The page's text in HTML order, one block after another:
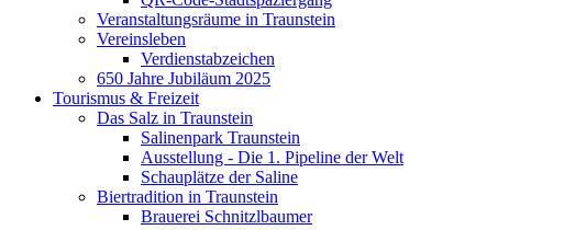
Veranstaltungsräume in Traunstein
Vereinsleben
Verdienstabzeichen
650 Jahre Jubiläum 2025
Tourismus & Freizeit
Das Salz in Traunstein
Salinenpark Traunstein
Ausstellung - Die 1. Pipeline der Welt
Schauplätze der Saline
Biertradition in Traunstein
Brauerei Schnitzlbaumer